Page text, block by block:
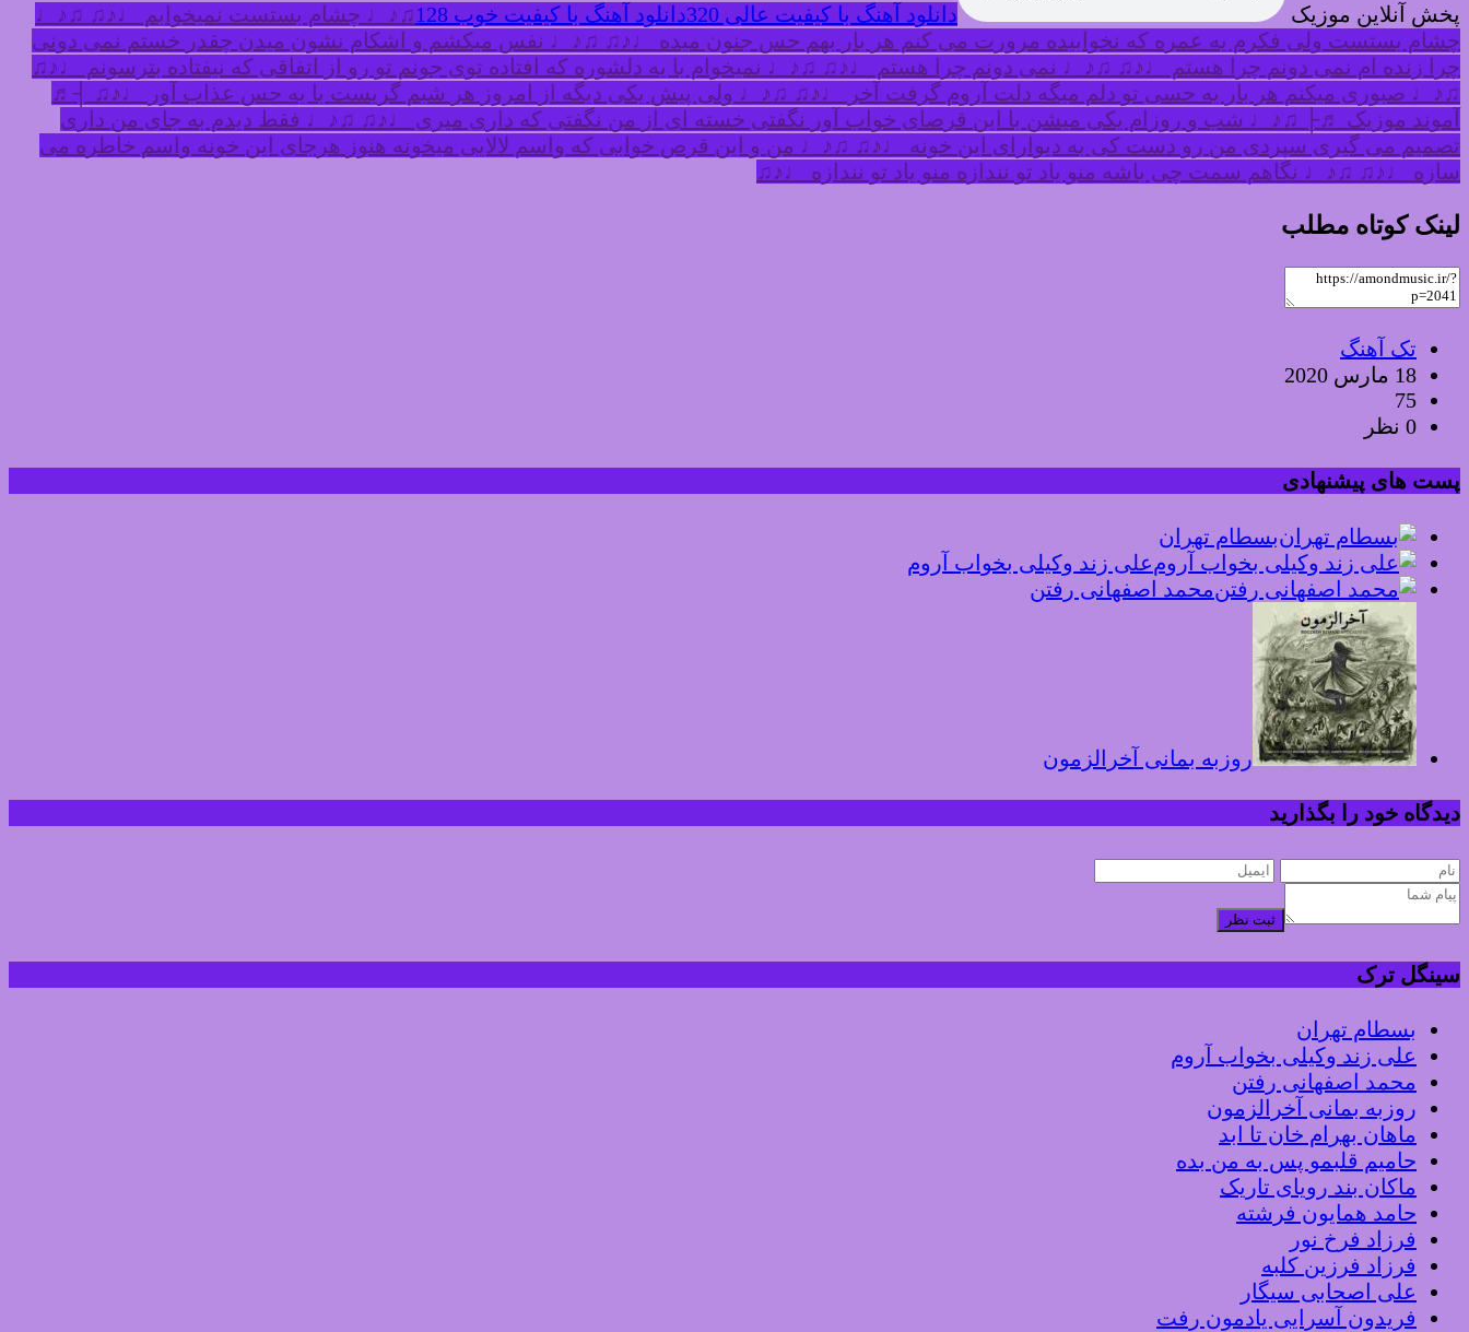
پخش آنلاین موزیک دانلود آهنگ با کیفیت عالی 320 دانلود آهنگ با کیفیت خوب 128
♫♪♩ چشام بستست نمیخوابم ♩♪♫ ♫♪♩
چشام بستست ولی فکرم یه عمره که نخوابیده مرورت می کنم هر بار بهم حس جنون میده ♩♪♫ ♫♪♩ نفس میکشم و اشکام نشون میدن چقدر خستم نمی دونی
چرا زنده ام نمی دونم چرا هستم ♩♪♫ ♫♪♩ نمی دونم چرا هستم ♩♪♫ ♫♪♩ نمیخوام با یه دلشوره که افتاده توی جونم تو رو از اتفاقی که نیفتاده بترسونم ♩♪♫
♫♪♩ صبوری میکنم هر بار یه حسی تو دلم میگه دلت آروم گرفت آخر ♩♪♫ ♫♪♩ ولی پیش یکی دیگه از امروز هر شبم گریست با یه حس عذاب آور ♩♪♫ ┤♬
آموند موزیک ♬├ ♫♪♩ شب و روزام یکی میشن با این قرصای خواب آور نگفتی خسته ای از من نگفتی که داری میری ♩♪♫ ♫♪♩ فقط دیدم به جای من داری
تصمیم می گیری سپردی من رو دست کی به دیوارای این خونه ♩♪♫ ♫♪♩ من و این قرص خوابی که واسم لالایی میخونه هنوز هرجای این خونه واسم خاطره می
سازه ♩♪♫ ♫♪♩ نگاهم سمت چی باشه منو یاد تو نندازه منو یاد تو نندازه ♩♪♫
لینک کوتاه مطلب
تک آهنگ
18 مارس 2020
75
0 نظر
پست های پیشنهادی
بسطام تهران
علی زند وکیلی بخواب آروم
محمد اصفهانی رفتن
روزبه بمانی آخرالزمون
دیدگاه خود را بگذارید
ثبت نظر
سینگل ترک
بسطام تهران
علی زند وکیلی بخواب آروم
محمد اصفهانی رفتن
روزبه بمانی آخرالزمون
ماهان بهرام خان تا ابد
حامیم قلبمو پس به من بده
ماکان بند رویای تاریک
حامد همایون فرشته
فرزاد فرخ نور
فرزاد فرزین کلبه
علی اصحابی سیگار
فریدون آسرایی یادمون رفت